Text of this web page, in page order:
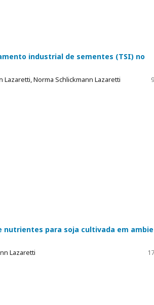
industrial de sementes (TSI) no
Norma Schlickmann Lazaretti
nutrientes para soja cultivada em
Lazaretti